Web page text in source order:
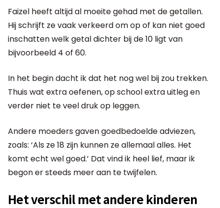
Faizel heeft altijd al moeite gehad met de getallen.
Hij schrijft ze vaak verkeerd om op of kan niet goed
inschatten welk getal dichter bij de 10 ligt van
bijvoorbeeld 4 of 60.
In het begin dacht ik dat het nog wel bij zou trekken.
Thuis wat extra oefenen, op school extra uitleg en
verder niet te veel druk op leggen.
Andere moeders gaven goedbedoelde adviezen,
zoals: ‘Als ze 18 zijn kunnen ze allemaal alles. Het
komt echt wel goed.’ Dat vind ik heel lief, maar ik
begon er steeds meer aan te twijfelen.
Het verschil met andere kinderen